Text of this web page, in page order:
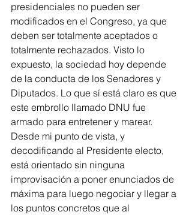
presidenciales no pueden ser
modificados en el Congreso, ya que
deben ser totalmente aceptados o
totalmente rechazados. Visto lo
expuesto, la sociedad hoy depende
de la conducta de los Senadores y
Diputados. Lo que sí está claro es que
este embrollo llamado DNU fue
armado para entretener y marear.
Desde mi punto de vista, y
decodificando al Presidente electo,
está orientado sin ninguna
improvisación a poner enunciados de
máxima para luego negociar y llegar a
los puntos concretos que al